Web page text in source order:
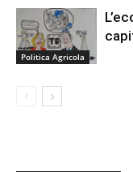
Politica Agricola